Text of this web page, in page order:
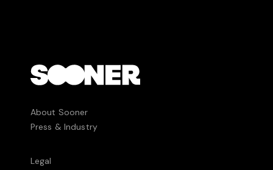
About Sooner
Press & Industry
Legal